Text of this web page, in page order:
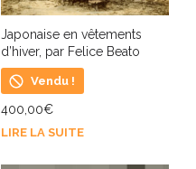
Japonaise en vêtements
d’hiver, par Felice Beato
Vendu !
400,00€
LIRE LA SUITE